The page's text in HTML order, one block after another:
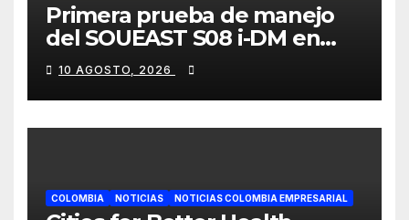
Primera prueba de manejo
del SOUEAST S08 i-DM en
México recibe grandes
elogios por su confort
superior
10 AGOSTO, 2026
COLOMBIA NOTICIAS NOTICIAS COLOMBIA EMPRESARIAL